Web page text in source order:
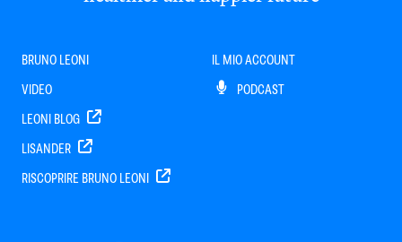
BRUNO LEONI
VIDEO
LEONI BLOG
LISANDER
RISCOPRIRE BRUNO LEONI
IL MIO ACCOUNT
PODCAST